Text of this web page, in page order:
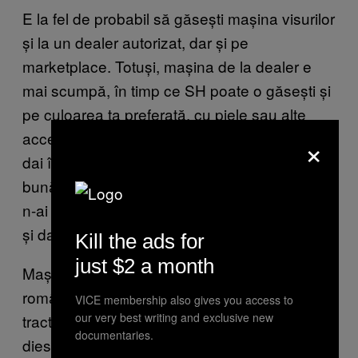
E la fel de probabil să găsești mașina visurilor
și la un dealer autorizat, dar și pe
marketplace. Totuși, mașina de la dealer e
mai scumpă, în timp ce SH poate o găsești și
pe culoarea ta preferată, cu piele sau alte
accesorii. Cu cele două mii de euro pe care-i
dai în plus la un dealer găsești o mașină mai
bună pe marketplace, dar despre care habar
n-ai dacă a fost lovită, dacă are kilometri reali
și dacă nu a fost folosită în regim de taxi.
Mașinile diesel sunt destul de apreciate de
români din varii motive – poate sunetul de
tractor e plăcut, cine știe. Multe dintre
dieselurile pe le găsești SH au probleme cu
×
Kill the ads for
just $2 a month
VICE membership also gives you access to
our very best writing and exclusive new
documentaries.